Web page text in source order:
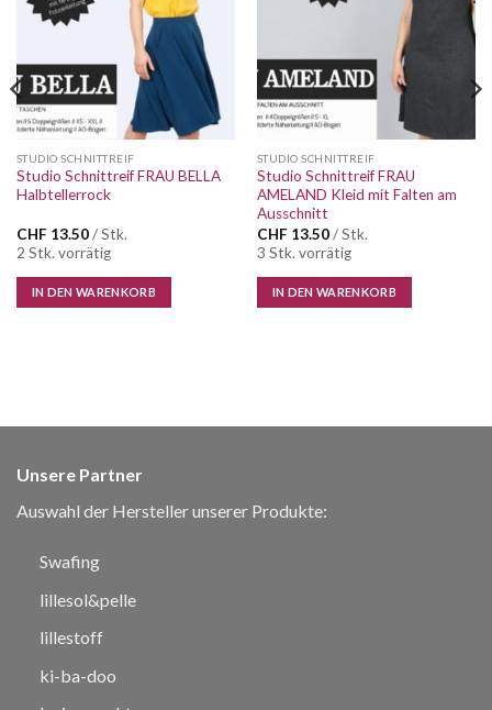
STUDIO SCHNITTREIF
Studio Schnittreif FRAU BELLA
Halbtellerrock
CHF 13.50/ Stk.
2 Stk. vorrätig
IN DEN WARENKORB
STUDIO SCHNITTREIF
Studio Schnittreif FRAU
AMELAND Kleid mit Falten am
Ausschnitt
CHF 13.50/ Stk.
3 Stk. vorrätig
IN DEN WARENKORB
Unsere Partner
Auswahl der Hersteller unserer Produkte:
Swafing
lillesol&pelle
lillestoff
ki-ba-doo